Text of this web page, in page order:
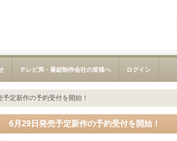
テレビ局・番組制作会社の皆様へ ログイン
定新作の予約受付を開始！
6月29日発売予定新作の予約受付を開始！